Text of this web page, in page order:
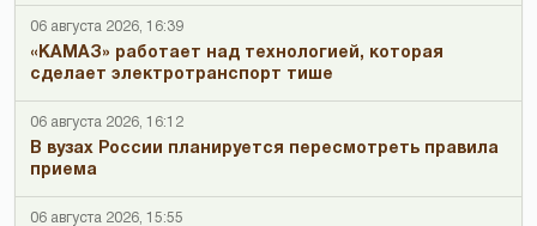
06 августа 2026, 16:39
«КАМАЗ» работает над технологией, которая
сделает электротранспорт тише
06 августа 2026, 16:12
В вузах России планируется пересмотреть правила
приема
06 августа 2026, 15:55